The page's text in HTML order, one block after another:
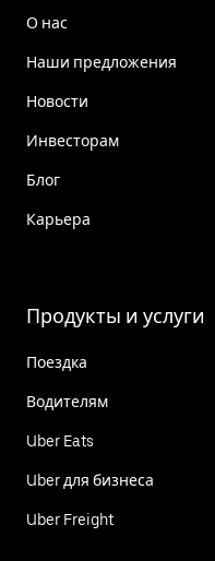
О нас
Наши предложения
Новости
Инвесторам
Блог
Карьера
Продукты и услуги
Поездка
Водителям
Uber Eats
Uber для бизнеса
Uber Freight